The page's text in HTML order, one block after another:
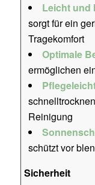
Leicht und
sorgt für ein
Tragekomfort
Optimale
ermöglichen
Reinigung
schützt vor
Sicherheit